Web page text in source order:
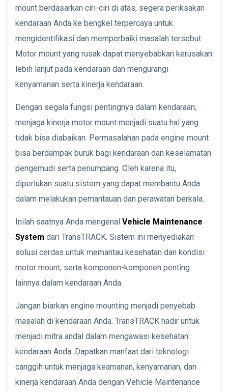
mount berdasarkan ciri-ciri di atas, segera periksakan
kendaraan Anda ke bengkel terpercaya untuk
mengidentifikasi dan memperbaiki masalah tersebut.
Motor mount yang rusak dapat menyebabkan kerusakan
lebih lanjut pada kendaraan dan mengurangi
kenyamanan serta kinerja kendaraan.
Dengan segala fungsi pentingnya dalam kendaraan,
menjaga kinerja motor mount menjadi suatu hal yang
tidak bisa diabaikan. Permasalahan pada engine mount
bisa berdampak buruk bagi kendaraan dan keselamatan
pengemudi serta penumpang. Oleh karena itu,
diperlukan suatu sistem yang dapat membantu Anda
dalam melakukan pemantauan dan perawatan berkala.
Inilah saatnya Anda mengenal Vehicle Maintenance
System dari TransTRACK. Sistem ini menyediakan
solusi cerdas untuk memantau kesehatan dan kondisi
motor mount, serta komponen-komponen penting
lainnya dalam kendaraan Anda.
Jangan biarkan engine mounting menjadi penyebab
masalah di kendaraan Anda. TransTRACK hadir untuk
menjadi mitra andal dalam mengawasi kesehatan
kendaraan Anda. Dapatkan manfaat dari teknologi
canggih untuk menjaga keamanan, kenyamanan, dan
kinerja kendaraan Anda dengan Vehicle Maintenance